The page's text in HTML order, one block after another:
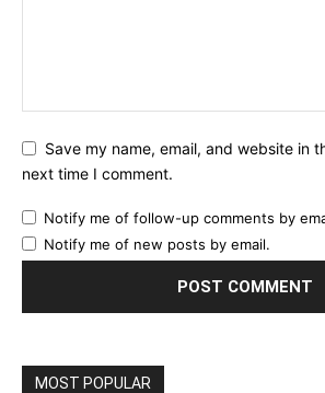
Save my name, email, and website in
next time I comment.
Notify me of follow-up comments by
Notify me of new posts by email.
MOST POPULAR